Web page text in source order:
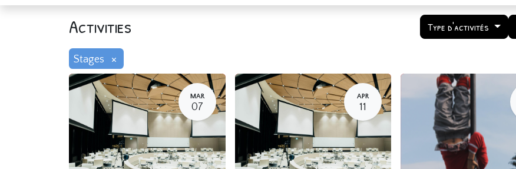
Activities Type d'activités
Stages ×
MAR
07
APR
11